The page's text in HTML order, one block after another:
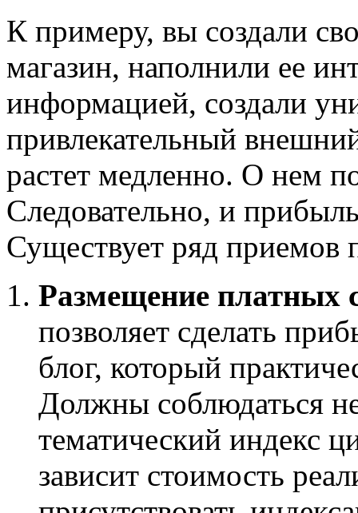
К примеру, вы создали
магазин, наполнили ее
информацией, создали
привлекательный
растет медленно. О нем
Следовательно, и
Существует ряд приемов
Размещение платных
позволяет сделать
блог, который
Должны соблюдаться
тематический индекс
зависит стоимость